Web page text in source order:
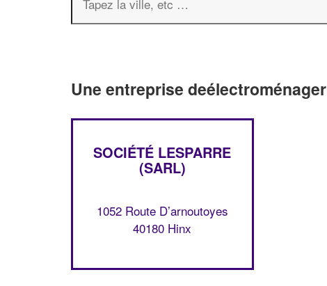
Une entreprise
SOCIÉTÉ LESPARRE
(SARL)
1052 Route D’arnoutoyes
40180 Hinx